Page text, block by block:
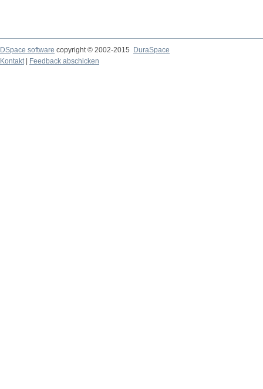
DSpace software copyright © 2002-2015
DuraSpace
Kontakt| Feedback abschicken